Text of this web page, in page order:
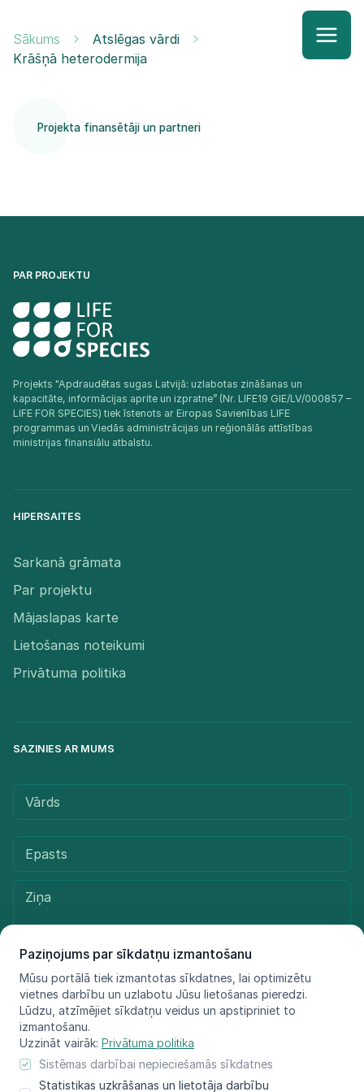
Paziņojums par sīkdatņu izmantošanu
Mūsu portālā tiek izmantotas sīkdatnes, lai optimizētu
vietnes darbību un uzlabotu Jūsu lietošanas pieredzi.
Lūdzu, atzīmējiet sīkdatņu veidus un apstipriniet to
izmantošanu.
Uzzināt vairāk: Privātuma politika
Sistēmas darbībai nepieciešamās sīkdatnes
Statistikas uzkrāšanas un lietotāja darbību
Sākums
Atslēgas vārdi
Krāšņā heterodermija
Projekta finansētāji un partneri
PAR PROJEKTU
Projekts "Apdraudētas sugas Latvijā: uzlabotas zināšanas un
kapacitāte, informācijas aprite un izpratne” (Nr. LIFE19 GIE/LV/000857 –
LIFE FOR SPECIES) tiek īstenots ar Eiropas Savienības LIFE
programmas un Viedās administrācijas un reģionālās attīstības
ministrijas finansiālu atbalstu.​
HIPERSAITES
Sarkanā grāmata
Par projektu
Mājaslapas karte
Lietošanas noteikumi
Privātuma politika
SAZINIES AR MUMS
Sūtīt ziņu
© LIFE FOR SPECIES, 2021 - 2025
Informācija atspoguļo tikai projekta LIFE FOR SPECIES īstenotāju